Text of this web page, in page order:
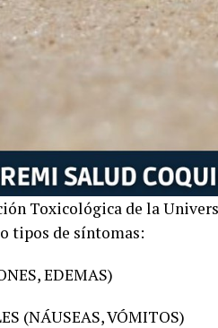
Toxicológica de la
tipos de síntomas:
EDEMAS)
(NÁUSEAS, VÓMITOS)